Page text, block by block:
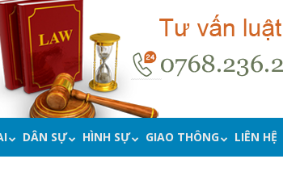
DÂN SỰ HÌNH SỰ GIAO THÔNG LIÊN HỆ